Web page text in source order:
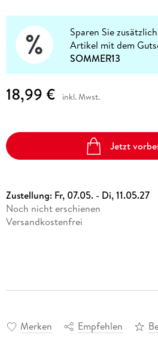
Sparen Sie zusätzlich
Artikel mit dem
SOMMER13
18,99 € inkl. Mwst.
Jetzt
Zustellung: Fr, 07.05. - Di, 11.05.27
Noch nicht erschienen
Versandkostenfrei
Merken Empfehlen